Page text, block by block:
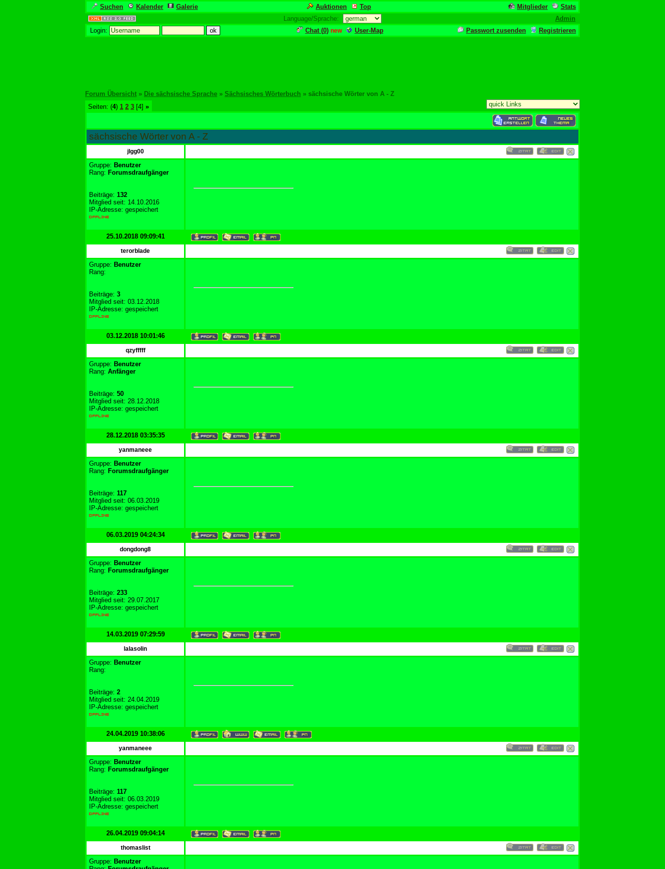
Suchen Kalender Galerie Auktionen Top Mitglieder
Stats
Language/Sprache:
Admin
Login:
Chat (0) new User-Map Passwort zusenden Registrieren
Forum Übersicht » Die sächsische Sprache » Sächsisches Wörterbuch » sächsische Wörter von A - Z
Seiten: (4) 1 2 3 [4] »
sächsische Wörter von A - Z
jlgg00
Gruppe: Benutzer
Rang: Forumsdraufgänger
Beiträge: 132
Mitglied seit: 14.10.2016
IP-Adresse: gespeichert
25.10.2018 09:09:41
terorblade
Gruppe: Benutzer
Rang:
Beiträge: 3
Mitglied seit: 03.12.2018
IP-Adresse: gespeichert
03.12.2018 10:01:46
qzyfffff
Gruppe: Benutzer
Rang: Anfänger
Beiträge: 50
Mitglied seit: 28.12.2018
IP-Adresse: gespeichert
28.12.2018 03:35:35
yanmaneee
Gruppe: Benutzer
Rang: Forumsdraufgänger
Beiträge: 117
Mitglied seit: 06.03.2019
IP-Adresse: gespeichert
06.03.2019 04:24:34
dongdong8
Gruppe: Benutzer
Rang: Forumsdraufgänger
Beiträge: 233
Mitglied seit: 29.07.2017
IP-Adresse: gespeichert
14.03.2019 07:29:59
lalasolin
Gruppe: Benutzer
Rang:
Beiträge: 2
Mitglied seit: 24.04.2019
IP-Adresse: gespeichert
24.04.2019 10:38:06
yanmaneee
Gruppe: Benutzer
Rang: Forumsdraufgänger
Beiträge: 117
Mitglied seit: 06.03.2019
IP-Adresse: gespeichert
26.04.2019 09:04:14
thomaslist
Gruppe: Benutzer